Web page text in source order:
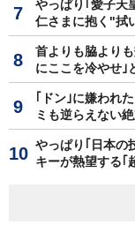
やっぱり｢愛子天
仁さまに抱く"拭
首よりも脇より
にここを冷やせ｣
｢ドン｣に嫌われ
ミも逆らえない
やっぱり｢日本の
キーが熱望する｢